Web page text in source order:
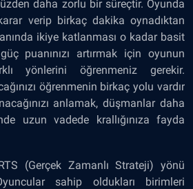
daha zorlu bir süreçtir. Oyunda
verip birkaç dakika oynadıktan
ikiye katlanması o kadar basit
puanınızı artırmak için oyunun
yönlerini öğrenmeniz gerekir.
öğrenmenin birkaç yolu vardır
anlamak, düşmanlar daha
uzun vadede krallığınıza fayda
(Gerçek Zamanlı Strateji) yönü
sahip oldukları birimleri